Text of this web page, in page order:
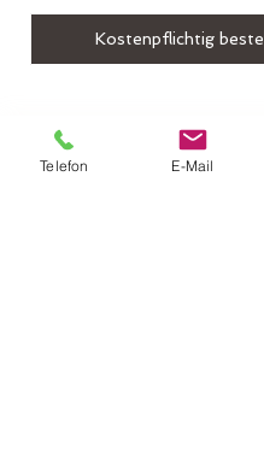
Kostenpflichtig
<meta name="facebook-
verification"
Telefon E-Mail